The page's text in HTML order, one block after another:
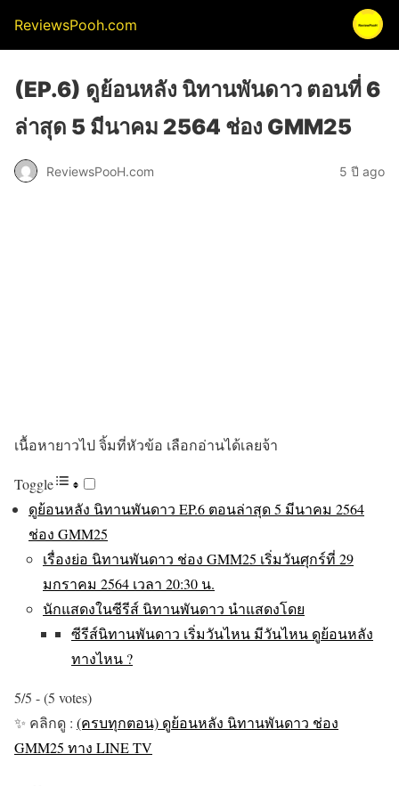
ReviewsPooh.com
(EP.6) ดูย้อนหลัง นิทานพันดาว ตอนที่ 6
ล่าสุด 5 มีนาคม 2564 ช่อง GMM25
ReviewsPooH.com 5 ปี ago
เนื้อหายาวไป จิ้มที่หัวข้อ เลือกอ่านได้เลยจ้า
Toggle
ดูย้อนหลัง นิทานพันดาว EP.6 ตอนล่าสุด 5 มีนาคม 2564
ช่อง GMM25
เรื่องย่อ นิทานพันดาว ช่อง GMM25 เริ่มวันศุกร์ที่ 29
มกราคม 2564 เวลา 20:30 น.
นักแสดงในซีรีส์ นิทานพันดาว นำแสดงโดย
ซีรีส์นิทานพันดาว เริ่มวันไหน มีวันไหน ดูย้อนหลัง
ทางไหน ?
5/5 - (5 votes)
✨ คลิกดู : (ครบทุกตอน) ดูย้อนหลัง นิทานพันดาว ช่อง
GMM25 ทาง LINE TV